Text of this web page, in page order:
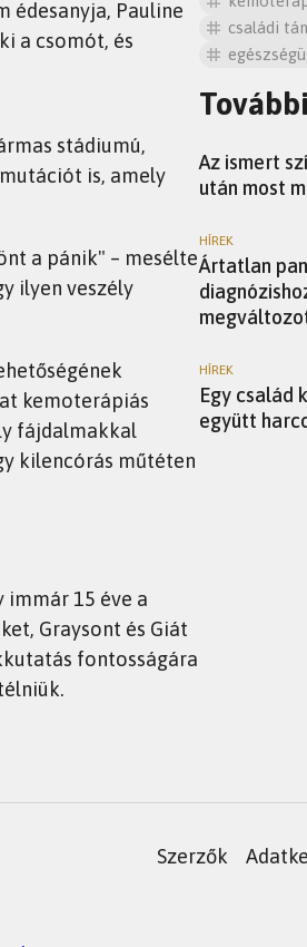
édesanyja, Pauline
a csomót, és
stádiumú,
is, amely
a pánik" – mesélte
ilyen veszély
kemoterápiás
fájdalmakkal
kilencórás műtéten
immár 15 éve a
Graysont és Giát
fontosságára
családi
Az ismert
után most
HÍREK
Ártatlan
HÍREK
Egy család
együtt
Szerzők